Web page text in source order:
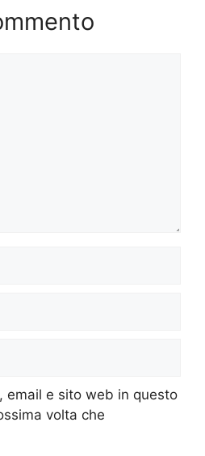
email e sito web in questo
volta che